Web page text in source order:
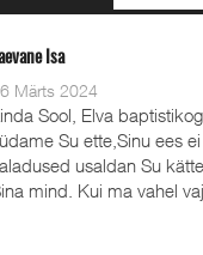
Oleviste kahe pastori
28 Detsember 2023
Detsember
koguduses
ja Rait Tõnnori (35),
toimus samuti 1.